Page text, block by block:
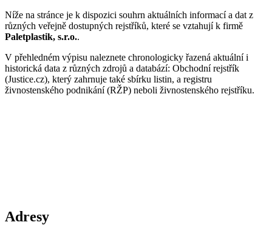
Níže na stránce je k dispozici souhrn aktuálních informací a dat z
různých veřejně dostupných rejstříků, které se vztahují k firmě
Paletplastik, s.r.o..
V přehledném výpisu naleznete chronologicky řazená aktuální i
historická data z různých zdrojů a databází: Obchodní rejstřík
(Justice.cz), který zahrnuje také sbírku listin, a registru
živnostenského podnikání (RŽP) neboli živnostenského rejstříku.
Adresy